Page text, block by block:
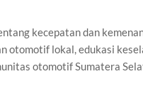
kecepatan dan
otomotif lokal, edukasi
otomotif Sumatera